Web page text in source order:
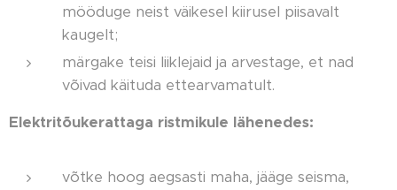
mööduge neist väikesel kiirusel piisavalt
kaugelt;
märgake teisi liiklejaid ja arvestage, et nad
võivad käituda ettearvamatult.
Elektritõukerattaga ristmikule lähenedes:
võtke hoog aegsasti maha, jääge seisma,